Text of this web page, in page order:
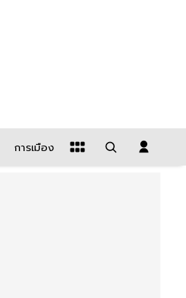
การเมือง